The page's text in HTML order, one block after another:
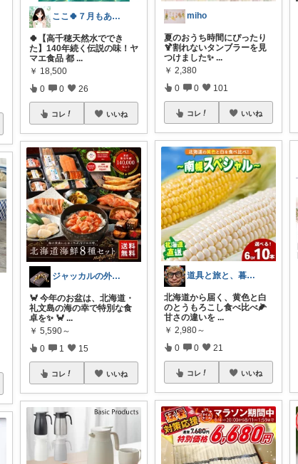
ここ🍀７月もありがとう🍀
🍀【高千穂天然水ででき
た】140年続く伝説の味！ヤ
マエ食品 都 ...
￥ 18,500
0 0 26
コレ いいね
ジャッカルの外さない大人ギフトROOM
🦀 今年のお盆は、北海道・
礼文島の海の幸で特別な食
卓を✨ 🦀 ...
￥ 5,590～
0 1 15
コレ いいね
miho
夏のおうち時間にぴったり
🍹割れないタンブラーを見
つけました✨...
￥ 2,380
0 0 101
コレ いいね
道具と旅と、暮らしの余白
北海道から届く、黄色と白
のとうもろこし食べ比べ🌽
甘さの違いを ...
￥ 2,980～
0 0 21
コレ いいね